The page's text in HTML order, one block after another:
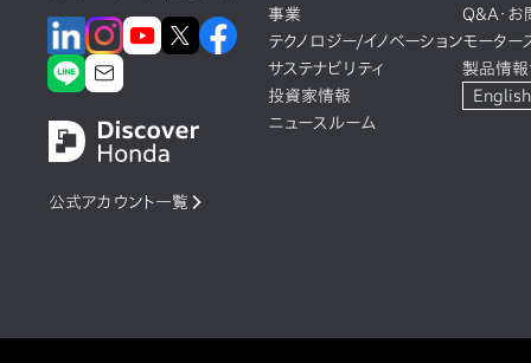
公式アカウント一覧
事業
テクノロジー/イノベーション
サステナビリティ
投資家情報
ニュースルーム
Q&A・
モーター
製品情報
English